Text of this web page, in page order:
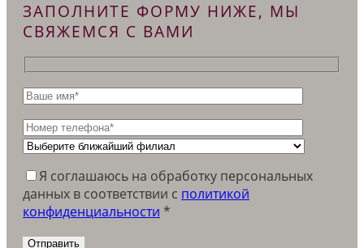
ЗАПОЛНИТЕ ФОРМУ НИЖЕ, МЫ
СВЯЖЕМСЯ С ВАМИ
Я соглашаюсь на обработку персональных
данных в соответствии c политикой
конфиденциальности *